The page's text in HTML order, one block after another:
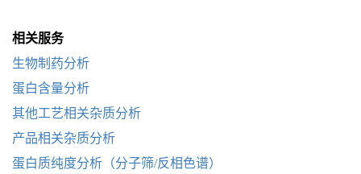
相关服务
生物制药分析
蛋白含量分析
其他工艺相关杂质分析
产品相关杂质分析
蛋白质纯度分析（分子筛/反相色谱）